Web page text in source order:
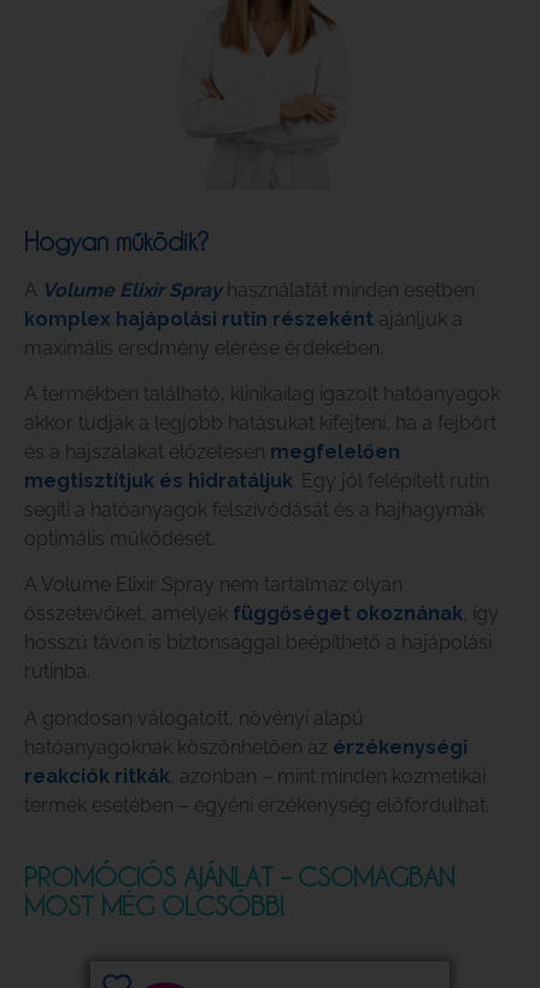
Hogyan működik?
A Volume Elixir Sprayhasználatát minden esetben
komplex hajápolási rutin részeként ajánljuk a
maximális eredmény elérése érdekében.
A termékben található, klinikailag igazolt hatóanyagok
akkor tudják a legjobb hatásukat kifejteni, ha a fejbőrt
és a hajszálakat előzetesen megfelelően
megtisztítjuk és hidratáljuk. Egy jól felépített rutin
segíti a hatóanyagok felszívódását és a hajhagymák
optimális működését.
A Volume Elixir Spray nem tartalmaz olyan
összetevőket, amelyek függőséget okoznának , így
hosszú távon is biztonsággal beépíthető a hajápolási
rutinba.
A gondosan válogatott, növényi alapú
hatóanyagoknak köszönhetően az érzékenységi
reakciók ritkák , azonban – mint minden kozmetikai
termék esetében – egyéni érzékenység előfordulhat.
PROMÓCIÓS AJÁNLAT – CSOMAGBAN
MOST MÉG OLCSÓBB!